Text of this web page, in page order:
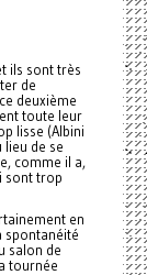
ils sont très
de
deuxième
toute leur
lisse (Albini
lieu de se
comme il a,
sont trop
en
spontanéité
salon de
tournée